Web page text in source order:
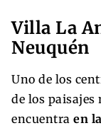
Villa La
Neuquén
Uno de los
de los paisajes
encuentra en